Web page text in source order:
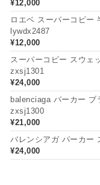
¥12,000
ロエベ スーパーコピー
lywdx2487
¥12,000
スーパーコピー スウェ
zxsj1301
¥24,000
balenciaga パーカー
zxsj1300
¥21,000
バレンシアガ パーカー
¥24,000